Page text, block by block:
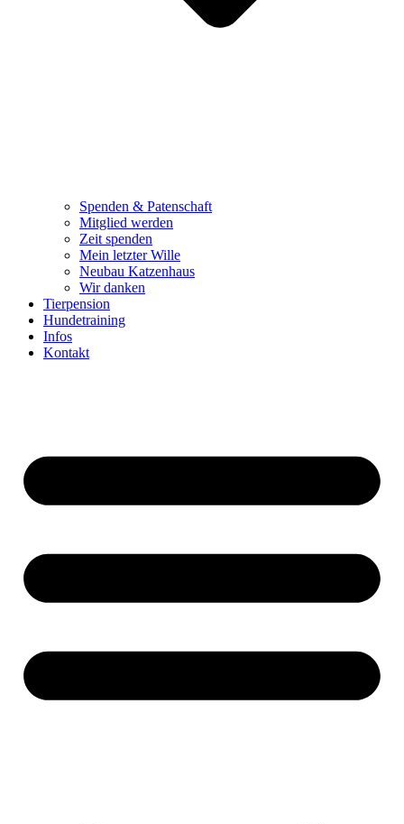
Spenden & Patenschaft
Mitglied werden
Zeit spenden
Mein letzter Wille
Neubau Katzenhaus
Wir danken
Tierpension
Hundetraining
Infos
Kontakt